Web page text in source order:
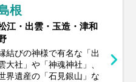
根
江・出雲・玉造・津和
結びの神様で有名な「出
大社」や「神魂神社」、
界遺産の「石見銀山」な